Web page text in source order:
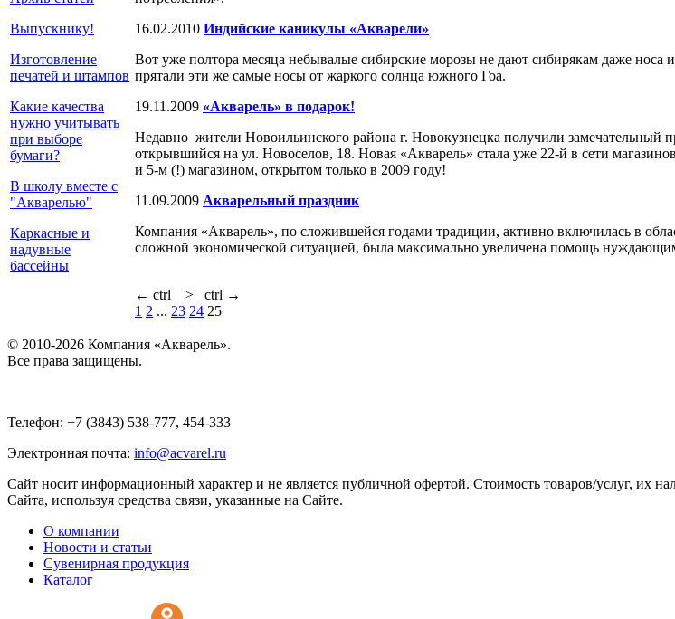
Выпускнику!
Изготовление
печатей и штампов
Какие качества
нужно учитывать
при выборе
бумаги?
В школу вместе с
"Акварелью"
Каркасные и
надувные
бассейны
16.02.2010 Индийские каникулы «Акварели»
Вот уже полтора месяца небывалые сибирские морозы не дают сибирякам даже носа
прятали эти же самые носы от жаркого солнца южного Гоа.
19.11.2009 «Акварель» в подарок!
Недавно жители Новоильинского района г. Новокузнецка получили
открывшийся на ул. Новоселов, 18. Новая «Акварель» стала уже 22-й в сети
и 5-м (!) магазином, открытом только в 2009 году!
11.09.2009 Акварельный праздник
Компания «Акварель», по сложившейся годами традиции, активно включилась в
сложной экономической ситуацией, была максимально увеличена помощь
← ctrl > ctrl →
1 2 ... 23 24 25
© 2010-2026 Компания «Акварель».
Все права защищены.
Телефон: +7 (3843) 538-777, 454-333
Электронная почта: info@acvarel.ru
Сайт носит информационный характер и не является публичной офертой. Стоимость товаров/услуг, их
Сайта, используя средства связи, указанные на Сайте.
О компании
Новости и статьи
Сувенирная продукция
Каталог